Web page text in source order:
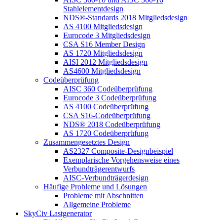
Stahlelementdesign
NDS®-Standards 2018 Mitgliedsdesign
AS 4100 Mitgliedsdesign
Eurocode 3 Mitgliedsdesign
CSA S16 Member Design
AS 1720 Mitgliedsdesign
AISI 2012 Mitgliedsdesign
AS4600 Mitgliedsdesign
Codeüberprüfung
AISC 360 Codeüberprüfung
Eurocode 3 Codeüberprüfung
AS 4100 Codeüberprüfung
CSA S16-Codeüberprüfung
NDS® 2018 Codeüberprüfung
AS 1720 Codeüberprüfung
Zusammengesetztes Design
AS2327 Composite-Designbeispiel
Exemplarische Vorgehensweise eines
Verbundträgerentwurfs
AISC-Verbundträgerdesign
Häufige Probleme und Lösungen
Probleme mit Abschnitten
Allgemeine Probleme
SkyCiv Lastgenerator